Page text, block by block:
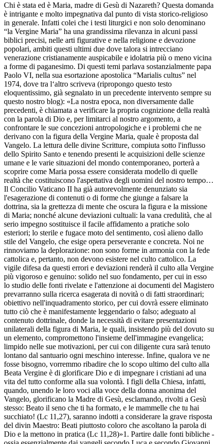
Chi è stata ed è Maria, madre di Gesù di Nazareth? Questa domanda
è intrigante e molto impegnativa dal punto di vista storico-religioso
in generale. Infatti colei che i testi liturgici e non solo denominano
“la Vergine Maria” ha una grandissima rilevanza in alcuni passi
biblici precisi, nelle arti figurative e nella religione e devozione
popolari, ambiti questi ultimi due dove talora si intrecciano
venerazione cristianamente auspicabile e idolatria più o meno vicina
a forme di paganesimo. Di questi temi parlava sostanzialmente papa
Paolo VI, nella sua esortazione apostolica “Marialis cultus” nel
1974, dove tra l‘altro scriveva (ripropongo questo testo
eloquentissimo, già segnalato in un precedente intervento sempre su
questo nostro blog): «La nostra epoca, non diversamente dalle
precedenti, è chiamata a verificare la propria cognizione della realtà
con la parola di Dio e, per limitarci al nostro argomento, a
confrontare le sue concezioni antropologiche e i problemi che ne
derivano con la figura della Vergine Maria, quale è proposta dal
Vangelo. La lettura delle divine Scritture, compiuta sotto l'influsso
dello Spirito Santo e tenendo presenti le acquisizioni delle scienze
umane e le varie situazioni del mondo contemporaneo, porterà a
scoprire come Maria possa essere considerata modello di quelle
realtà che costituiscono l'aspettativa degli uomini del nostro tempo…
Il Concilio Vaticano II ha già autorevolmente denunziato sia
l'esagerazione di contenuti o di forme che giunge a falsare la
dottrina, sia la grettezza di mente che oscura la figura e la missione
di Maria; nonché alcune deviazioni cultuali: la vana credulità, che al
serio impegno sostituisce il facile affidamento a pratiche solo
esteriori; lo sterile e fugace moto del sentimento, così alieno dallo
stile del Vangelo, che esige opera perseverante e concreta. Noi ne
rinnoviamo la deplorazione: non sono forme in armonia con la fede
cattolica e, pertanto, non devono esistere nel culto cattolico. La
vigile difesa da questi errori e deviazioni renderà il culto alla Vergine
più vigoroso e genuino: solido nel suo fondamento, per cui in esso
lo studio delle fonti rivelate e l'attenzione ai documenti del Magistero
prevarranno sulla ricerca esagerata di novità o di fatti straordinari;
obiettivo nell'inquadramento storico, per cui dovrà essere eliminato
tutto ciò che è manifestamente leggendario o falso; adeguato al
contenuto dottrinale, donde la necessità di evitare presentazioni
unilaterali della figura di Maria, le quali, insistendo più del dovuto su
un elemento, compromettono l'insieme dell'immagine evangelica;
limpido nelle sue motivazioni, per cui con diligente cura sarà tenuto
lontano dal santuario ogni meschino interesse. Infine, qualora ve ne
fosse bisogno, vorremmo ribadire che lo scopo ultimo del culto alla
Beata Vergine è di glorificare Dio e di impegnare i cristiani ad una
vita del tutto conforme alla sua volontà. I figli della Chiesa, infatti,
quando, unendo le loro voci alla voce della donna anonima del
Vangelo, glorificano la Madre di Gesù, esclamando, rivolti a Gesù
stesso: Beato il seno che ti ha formato, e le mammelle che tu hai
succhiato! (Lc 11,27), saranno indotti a considerare la grave risposta
del divin Maestro: Beati piuttosto coloro che ascoltano la parola di
Dio e la mettono in pratica (Lc 11,28)»1. Partire dalle fonti bibliche -